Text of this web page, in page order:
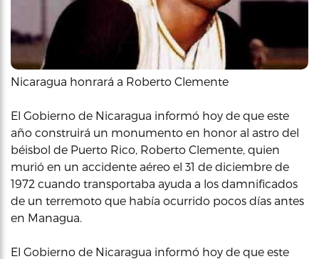
Nicaragua honrará a Roberto Clemente
El Gobierno de Nicaragua informó hoy de que este
año construirá un monumento en honor al astro del
béisbol de Puerto Rico, Roberto Clemente, quien
murió en un accidente aéreo el 31 de diciembre de
1972 cuando transportaba ayuda a los damnificados
de un terremoto que había ocurrido pocos días antes
en Managua.
El Gobierno de Nicaragua informó hoy de que este